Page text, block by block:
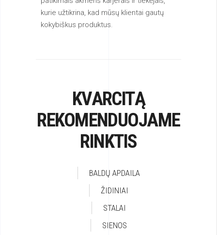
kurie užtikrina, kad mūsų klientai gautų
kokybiškus produktus.
KVARCITĄ
REKOMENDUOJAME
RINKTIS
BALDŲ APDAILA
ŽIDINIAI
STALAI
SIENOS